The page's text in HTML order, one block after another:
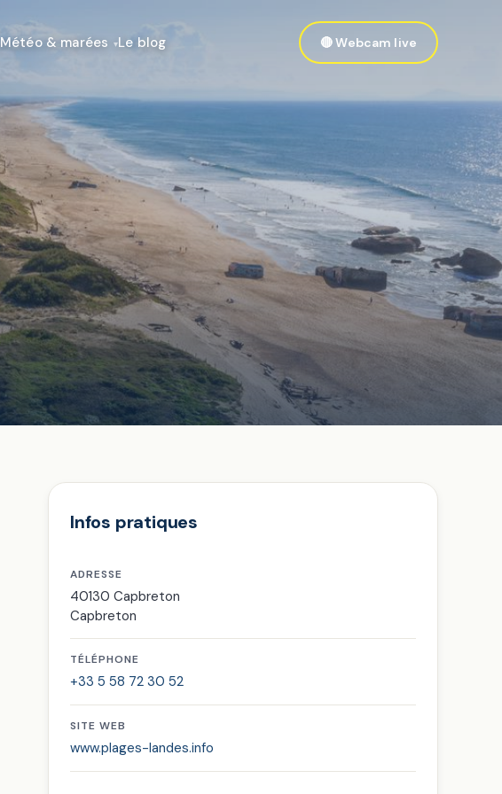
Météo & marées Le blog 🔴 Webcam live
Infos pratiques
ADRESSE
40130 Capbreton
Capbreton
TÉLÉPHONE
+33 5 58 72 30 52
SITE WEB
www.plages-landes.info